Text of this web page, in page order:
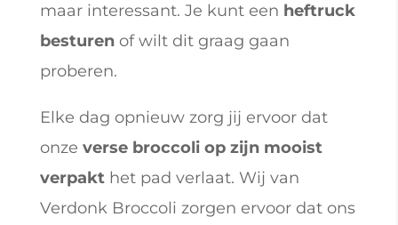
maar interessant. Je kunt een heftruck
besturenof wilt dit graag gaan
proberen.
Elke dag opnieuw zorg jij ervoor dat
onze verse broccoli op zijn mooist
verpakthet pad verlaat. Wij van
Verdonk Broccoli zorgen ervoor dat ons